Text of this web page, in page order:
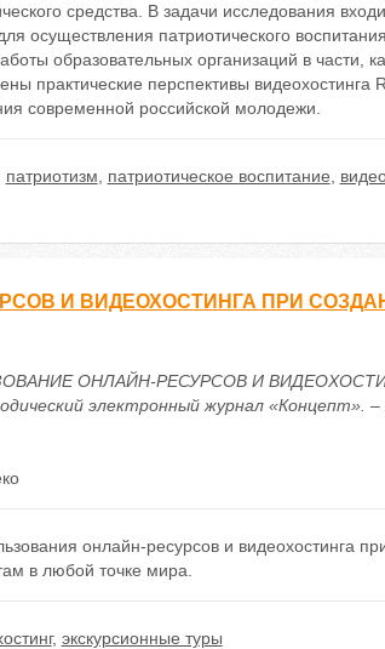
средства. В задачи исследования
осуществления патриотического
образовательных организаций в части,
практические перспективы видеохостинга
современной российской молодежи.
патриотизм патриотическое воспитание
И ВИДЕОХОСТИНГА ПРИ
ОНЛАЙН-РЕСУРСОВ И
электронный журнал «Концепт». –
онлайн-ресурсов и видеохостинга
в любой точке мира.
, экскурсионные туры